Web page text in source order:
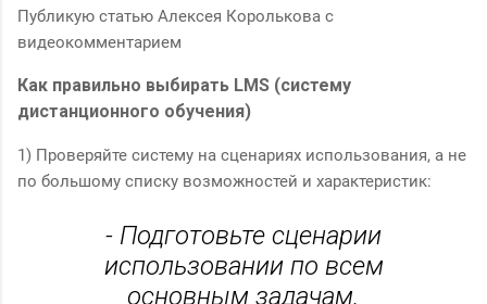
Публикую статью Алексея Королькова с
видеокомментарием
Как правильно выбирать LMS (систему
дистанционного обучения)
1) Проверяйте систему на сценариях использования, а не
по большому списку возможностей и характеристик:
- Подготовьте сценарии
использовании по всем
основным задачам.